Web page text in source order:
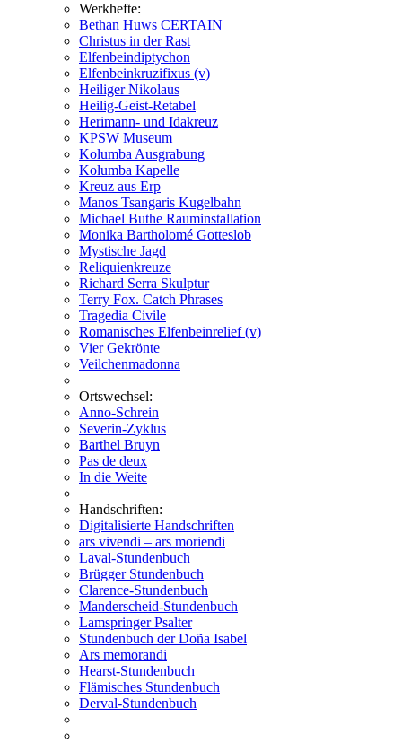
Werkhefte:
Bethan Huws CERTAIN
Christus in der Rast
Elfenbeindiptychon
Elfenbeinkruzifixus (v)
Heiliger Nikolaus
Heilig-Geist-Retabel
Herimann- und Idakreuz
KPSW Museum
Kolumba Ausgrabung
Kolumba Kapelle
Kreuz aus Erp
Manos Tsangaris Kugelbahn
Michael Buthe Rauminstallation
Monika Bartholomé Gotteslob
Mystische Jagd
Reliquienkreuze
Richard Serra Skulptur
Terry Fox. Catch Phrases
Tragedia Civile
Romanisches Elfenbeinrelief (v)
Vier Gekrönte
Veilchenmadonna
Ortswechsel:
Anno-Schrein
Severin-Zyklus
Barthel Bruyn
Pas de deux
In die Weite
Handschriften:
Digitalisierte Handschriften
ars vivendi – ars moriendi
Laval-Stundenbuch
Brügger Stundenbuch
Clarence-Stundenbuch
Manderscheid-Stundenbuch
Lamspringer Psalter
Stundenbuch der Doña Isabel
Ars memorandi
Hearst-Stundenbuch
Flämisches Stundenbuch
Derval-Stundenbuch